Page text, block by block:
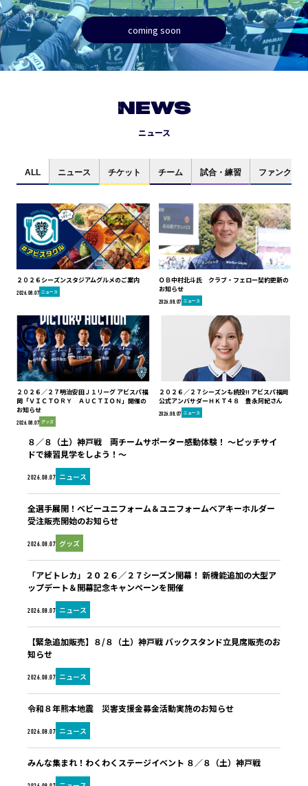
coming soon
NEWS
ニュース
ALL ニュース チケット チーム 試合・練習 ファンクラブ
２０２６シーズンスタジアムグルメのご案内
2026.08.07 ニュース
ＯＢ中村北斗氏 クラブ・フェロー契約更新の
お知らせ
2026.08.07 ニュース
２０２６／２７明治安田Ｊ１リーグ アビスパ福
岡「ＶＩＣＴＯＲＹ ＡＵＣＴＩＯＮ」開催の
お知らせ
2026.08.07 グッズ
２０２６／２７シーズンも続投!! アビスパ福岡
公式アンバサダーＨＫＴ４８ 豊永阿紀さん
2026.08.07 ニュース
2026.08.07 ニュース
８／８（土）神戸戦 両チームサポーター感動体験！ ～ピッチサイ
ドで練習見学をしよう！～
2026.08.07 グッズ
全選手展開！ベビーユニフォーム＆ユニフォームベアキーホルダー
受注販売開始のお知らせ
2026.08.07 ニュース
「アビトレカ」２０２６／２７シーズン開幕！ 新機能追加の大型ア
ップデート＆開幕記念キャンペーンを開催
2026.08.07 ニュース
【緊急追加販売】８/８（土）神戸戦 バックスタンド立見席販売のお
知らせ
2026.08.07 ニュース
令和８年熊本地震 災害支援金募金活動実施のお知らせ
みんな集まれ！わくわくステージイベント ８／８（土）神戸戦